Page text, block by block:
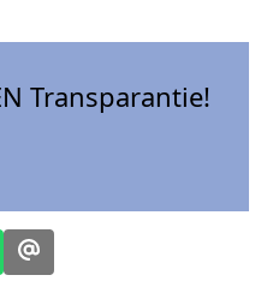
Transparantie!